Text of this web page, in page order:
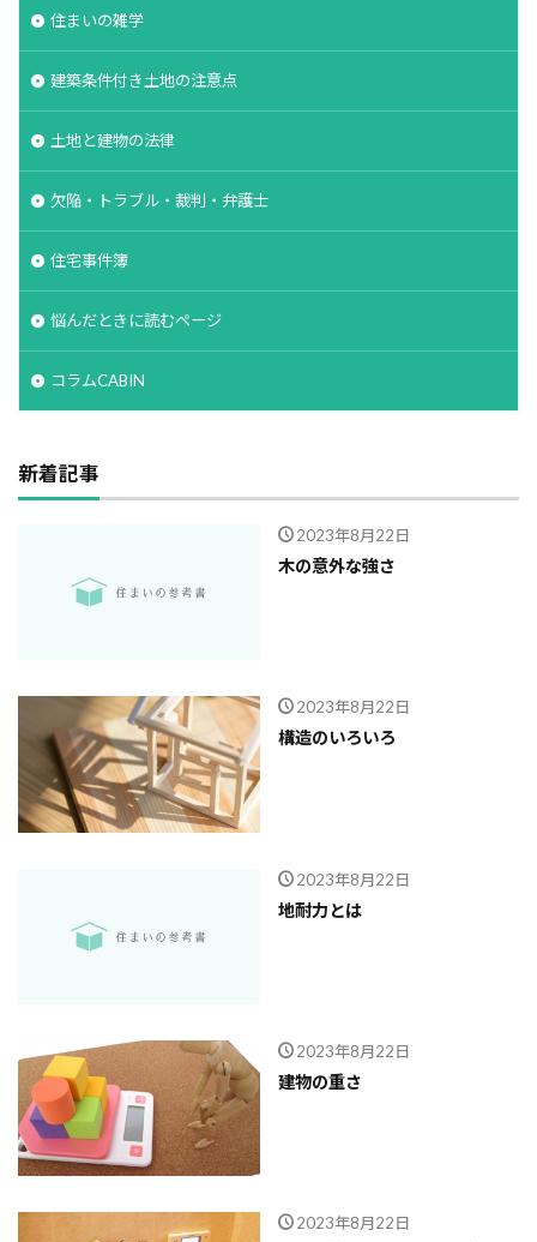
住まいの雑学
建築条件付き土地の注意点
土地と建物の法律
欠陥・トラブル・裁判・弁護士
住宅事件簿
悩んだときに読むページ
コラムCABIN
新着記事
2023年8月22日
木の意外な強さ
2023年8月22日
構造のいろいろ
2023年8月22日
地耐力とは
2023年8月22日
建物の重さ
2023年8月22日